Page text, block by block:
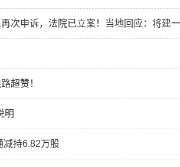
次申诉，法院已立案！当地回应：将建
超赞！
明
减持6.82万股